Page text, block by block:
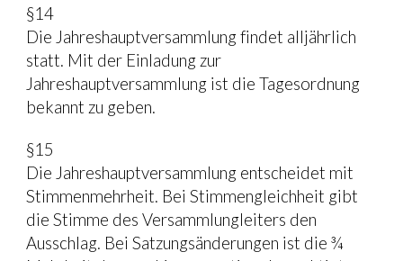
§14
Die Jahreshauptversammlung findet alljährlich
statt. Mit der Einladung zur
Jahreshauptversammlung ist die Tagesordnung
bekannt zu geben.
§15
Die Jahreshauptversammlung entscheidet mit
Stimmenmehrheit. Bei Stimmengleichheit gibt
die Stimme des Versammlungleiters den
Ausschlag. Bei Satzungsänderungen ist die ¾